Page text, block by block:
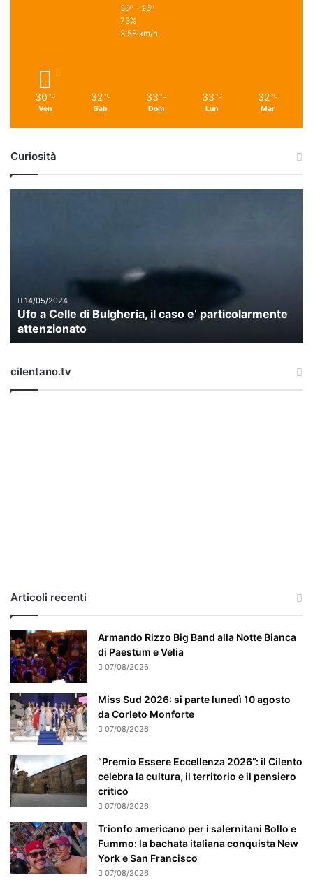
30º - 26º
73%
3.58 km/h
30 ℃
Ven
32 ℃
Sab
33 ℃
Dom
33 ℃
Lun
32 ℃
Mar
Curiosità
i
u
l
e
p
a
r
t
i
c
o
l
a
r
m
e
n
e
a
t
t
14/05/2024
Ufo a Celle di Bulgheria, il caso e’ particolarmente
attenzionato
cilentano.tv
Articoli recenti
Armando Rizzo Big Band alla Notte Bianca
di Paestum e Velia
07/08/2026
Miss Sud 2026: si parte lunedì 10 agosto
da Corleto Monforte
07/08/2026
“Premio Essere Eccellenza 2026”: il Cilento
celebra la cultura, il territorio e il pensiero
critico
07/08/2026
Trionfo americano per i salernitani Bollo e
Fummo: la bachata italiana conquista New
York e San Francisco
07/08/2026